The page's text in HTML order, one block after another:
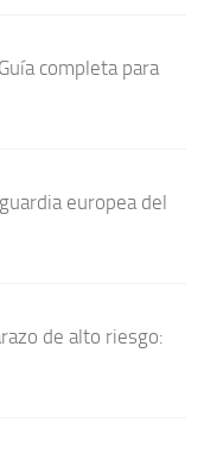
completa para
europea del
de alto riesgo: